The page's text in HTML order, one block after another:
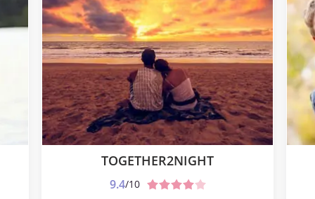
TOGETHER2NIGHT
9.4/10